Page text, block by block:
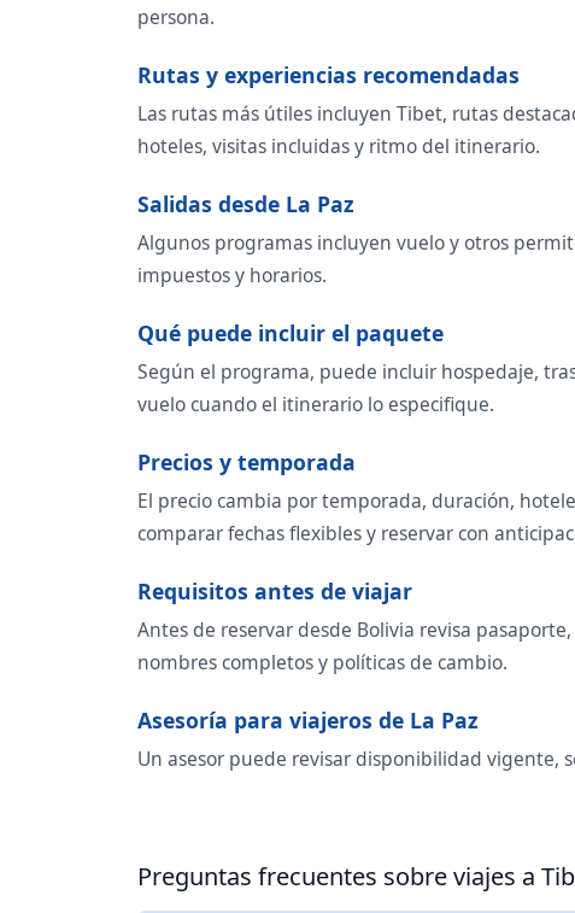
persona.
Rutas y experiencias recomendadas
Las rutas más útiles incluyen Tibet, rutas
hoteles, visitas incluidas y ritmo del itinerario.
Salidas desde La Paz
Algunos programas incluyen vuelo y otros
impuestos y horarios.
Qué puede incluir el paquete
Según el programa, puede incluir hospedaje,
vuelo cuando el itinerario lo especifique.
Precios y temporada
El precio cambia por temporada, duración,
comparar fechas flexibles y reservar con
Requisitos antes de viajar
Antes de reservar desde Bolivia revisa
nombres completos y políticas de cambio.
Asesoría para viajeros de La Paz
Un asesor puede revisar disponibilidad vigente,
Preguntas frecuentes sobre viajes a